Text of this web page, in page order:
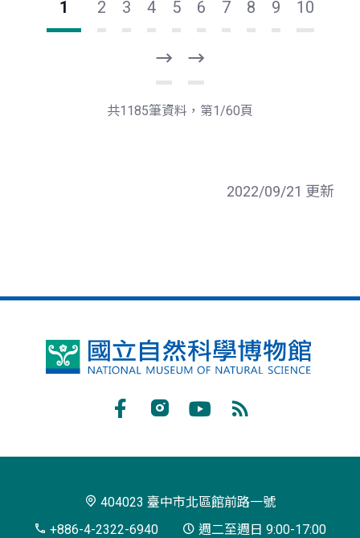
1 2 3 4 5 6 7 8 9 10
一
頁
後
一
共1185筆資料，第1/60頁
2022/09/21 更新
國
博
閱
404023 臺中市北區館前路一號
+886-4-2322-6940
週二至週日 9:00-17:00